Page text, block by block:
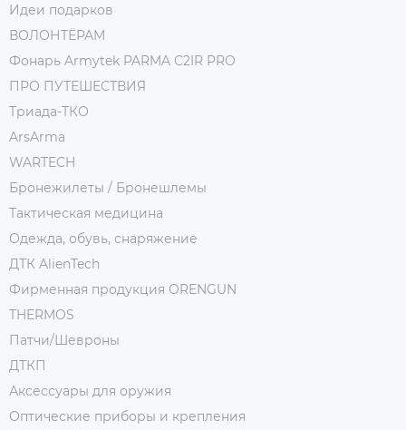
Идеи подарков
ВОЛОНТЁРАМ
Фонарь Armytek PARMA C2IR PRO
ПРО ПУТЕШЕСТВИЯ
Триада-ТКО
ArsArma
WARTECH
Бронежилеты / Бронешлемы
Тактическая медицина
Одежда, обувь, снаряжение
ДТК AlienTech
Фирменная продукция ORENGUN
THERMOS
Патчи/Шевроны
ДТКП
Аксессуары для оружия
Оптические приборы и крепления